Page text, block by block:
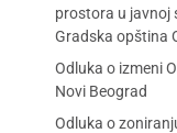
prostora u javnoj
Gradska opština
Odluka o izmeni
Novi Beograd
Odluka o